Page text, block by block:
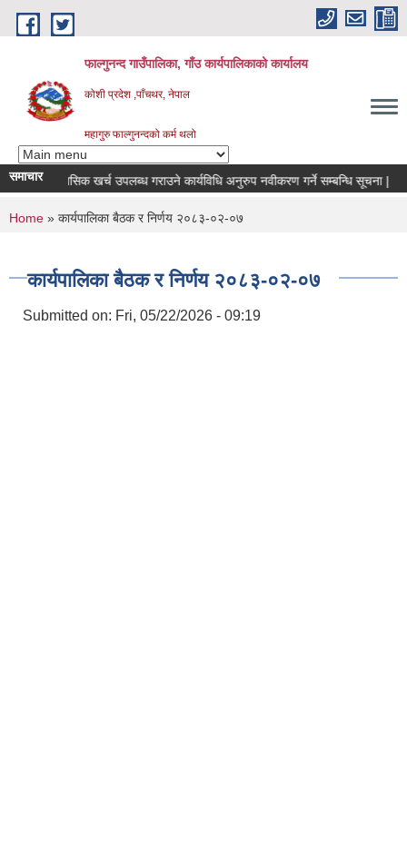
Skip to main content
फाल्गुनन्द गाउँपालिका, गाँउ कार्यपालिकाको कार्यालय
कोशी प्रदेश ,पाँचथर, नेपाल
महागुरु फाल्गुनन्दको कर्म थलो
समाचार मासिक खर्च उपलब्ध गराउने कार्यविधि अनुरुप नवीकरण गर्ने सम्बन्धि सूचना |
You are here
Home » कार्यपालिका बैठक र निर्णय २०८३-०२-०७
कार्यपालिका बैठक र निर्णय २०८३-०२-०७
Submitted on: Fri, 05/22/2026 - 09:19